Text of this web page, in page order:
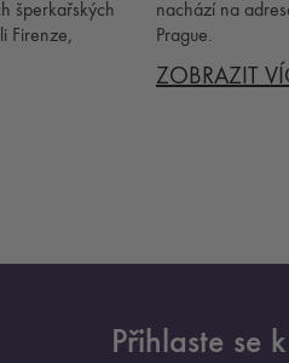
šperkařských
Firenze,
nachází na
Prague.
ZOBRAZIT
Přihlaste se